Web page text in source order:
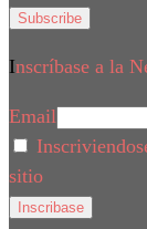
Inscríbase a la
Email
sitio